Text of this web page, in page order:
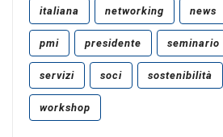
italiana networking news
pmi presidente seminario
servizi soci sostenibilità
workshop